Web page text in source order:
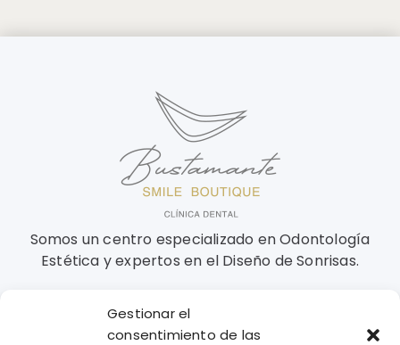
Gestionar el
consentimiento de las
Somos un centro especializado en Odontología
Estética y expertos en el Diseño de Sonrisas.